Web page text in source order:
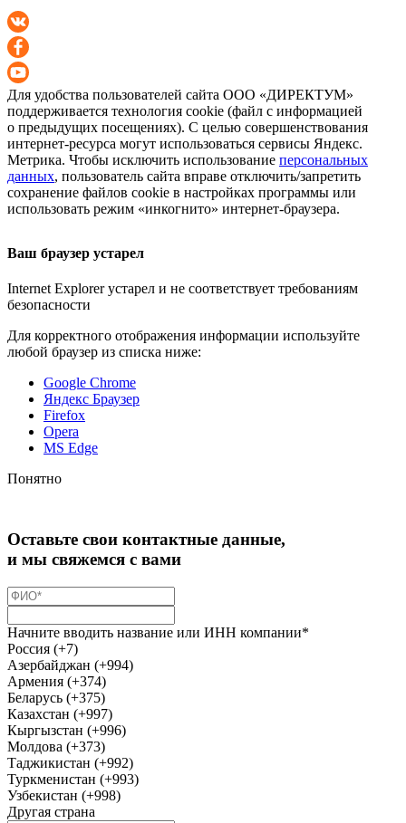
Для удобства пользователей сайта ООО «ДИРЕКТУМ»
поддерживается технология cookie (файл с информацией
о предыдущих посещениях). С целью совершенствования
интернет-ресурса могут использоваться сервисы Яндекс.
Метрика. Чтобы исключить использование персональных
данных, пользователь сайта вправе отключить/запретить
сохранение файлов cookie в настройках программы или
использовать режим «инкогнито» интернет-браузера.
Ваш браузер устарел
Internet Explorer устарел и не соответствует требованиям
безопасности
Для корректного отображения информации используйте
любой браузер из списка ниже:
Google Chrome
Яндекс Браузер
Firefox
Opera
MS Edge
Понятно
Оставьте свои контактные данные,
и мы свяжемся с вами
Начните вводить название или ИНН компании*
Россия (+7)
Азербайджан (+994)
Армения (+374)
Беларусь (+375)
Казахстан (+997)
Кыргызстан (+996)
Молдова (+373)
Таджикистан (+992)
Туркменистан (+993)
Узбекистан (+998)
Другая страна